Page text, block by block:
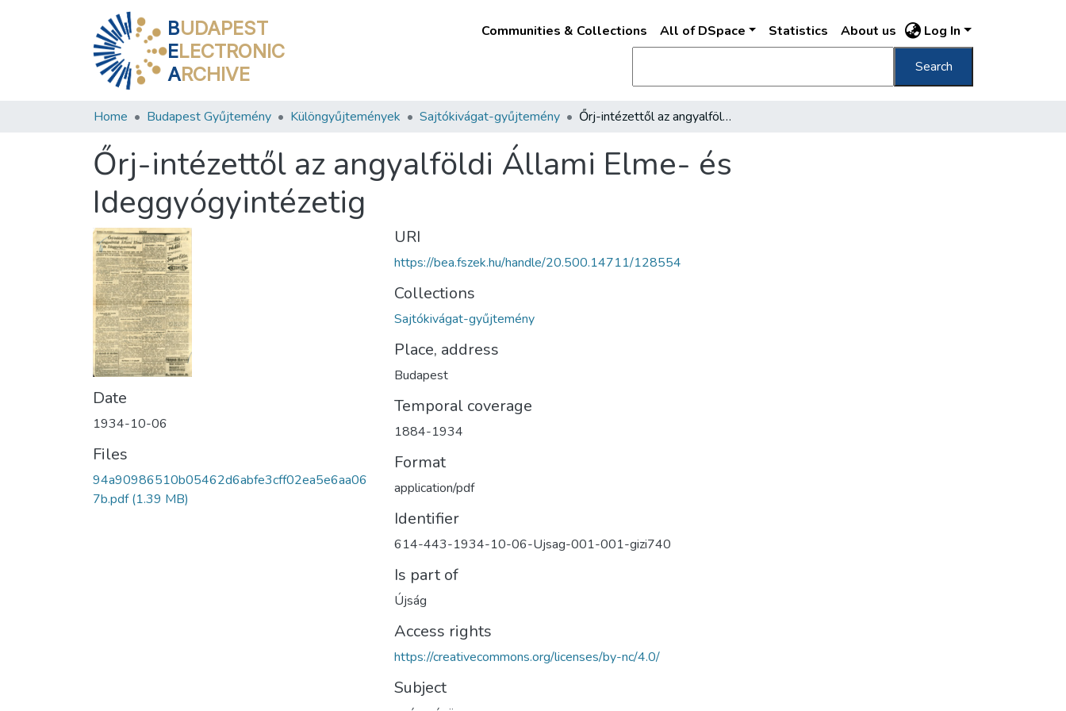
BUDAPEST
ELECTRONIC
ARCHIVE
Communities & Collections All of DSpace Statistics About us Log In
Search
Home Budapest Gyűjtemény Különgyűjtemények Sajtókivágat-gyűjtemény Őrj-intézettől az angyalföldi Állami Elme- és Ideggyógyintézetig
Őrj-intézettől az angyalföldi Állami Elme- és
Ideggyógyintézetig
Date
1934-10-06
Files
94a90986510b05462d6abfe3cff02ea5e6aa06
7b.pdf(1.39 MB)
URI
https://bea.fszek.hu/handle/20.500.14711/128554
Collections
Sajtókivágat-gyűjtemény
Place, address
Budapest
Temporal coverage
1884-1934
Format
application/pdf
Identifier
614-443-1934-10-06-Ujsag-001-001-gizi740
Is part of
Újság
Access rights
https://creativecommons.org/licenses/by-nc/4.0/
Subject